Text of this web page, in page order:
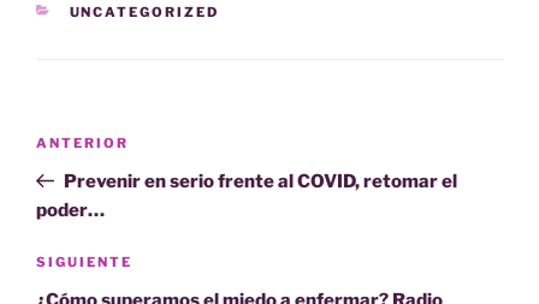
CATEGORÍAS
UNCATEGORIZED
entradas
Entrada
anterior:
ANTERIOR
Prevenir en serio frente al COVID, retomar el
poder…
Siguiente
entrada
SIGUIENTE